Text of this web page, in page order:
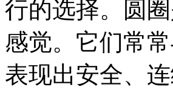
行的选择。圆
感觉。它们常
表现出安全、